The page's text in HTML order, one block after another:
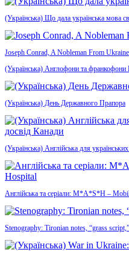
(Українська) Що дала українська мова
Joseph Conrad, A Nobleman From Ukraine
(Українська) Англофони та франкофони
(Українська) День Державного Прапора
(Українська) Англійська для
Англійська та серіали: M*A*S*H –
Stenography: Tironian notes, “grass